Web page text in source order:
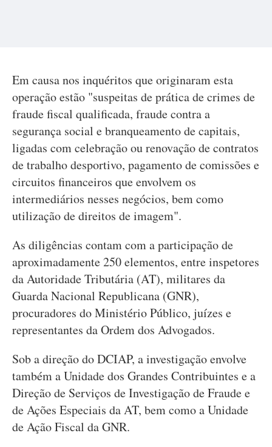
Em causa nos inquéritos que originaram esta
operação estão "suspeitas de prática de crimes de
fraude fiscal qualificada, fraude contra a
segurança social e branqueamento de capitais,
ligadas com celebração ou renovação de contratos
de trabalho desportivo, pagamento de comissões e
circuitos financeiros que envolvem os
intermediários nesses negócios, bem como
utilização de direitos de imagem".
As diligências contam com a participação de
aproximadamente 250 elementos, entre inspetores
da Autoridade Tributária (AT), militares da
Guarda Nacional Republicana (GNR),
procuradores do Ministério Público, juízes e
representantes da Ordem dos Advogados.
Sob a direção do DCIAP, a investigação envolve
também a Unidade dos Grandes Contribuintes e a
Direção de Serviços de Investigação de Fraude e
de Ações Especiais da AT, bem como a Unidade
de Ação Fiscal da GNR.